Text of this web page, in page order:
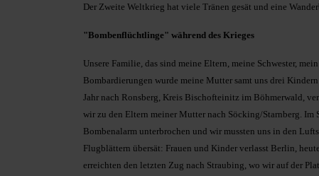
Der Zweite Weltkrieg hat viele Tränen gesät und eine
"Bombenflüchtlinge" während des Krieges
Unsere Familie, das sind meine Eltern, meine Schwester,
Bombardierungen wurde meine Mutter samt uns drei
Jahr nach Ronsberg, Kreis Bischofteinitz im Böhmerwald,
wir zu den Eltern meiner Mutter nach Söcking/Starnberg.
Bombenalarm unterbrochen und wir mussten uns in den
Flugblättern übersät: Frauen und Kinder verlasst Berlin,
erreichten den letzten Zug nach Straubing, wo wir auf der